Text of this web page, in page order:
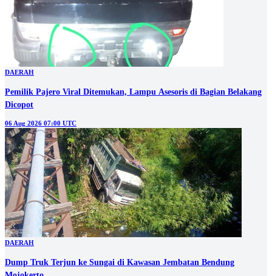
DAERAH
Pemilik Pajero Viral Ditemukan, Lampu Asesoris di Bagian Belakang
Dicopot
06 Aug 2026 07:00 UTC
DAERAH
Dump Truk Terjun ke Sungai di Kawasan Jembatan Bendung